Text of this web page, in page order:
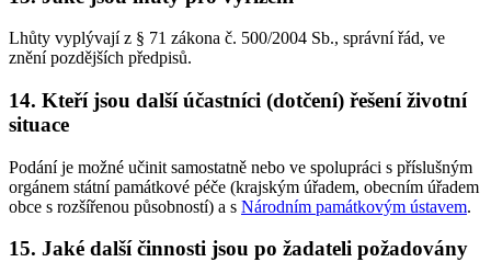
Lhůty vyplývají z § 71 zákona č. 500/2004 Sb., správní řád, ve
znění pozdějších předpisů.
14. Kteří jsou další účastníci (dotčení) řešení životní
situace
Podání je možné učinit samostatně nebo ve spolupráci s příslušným
orgánem státní památkové péče (krajským úřadem, obecním úřadem
obce s rozšířenou působností) a s Národním památkovým ústavem.
15. Jaké další činnosti jsou po žadateli požadovány